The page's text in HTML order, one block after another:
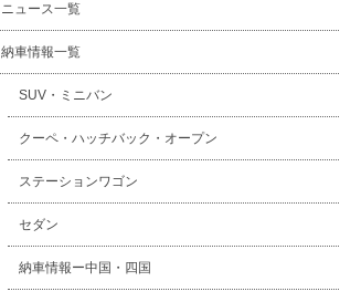
ニュース一覧
納車情報一覧
SUV・ミニバン
クーペ・ハッチバック・オープン
ステーションワゴン
セダン
納車情報ー中国・四国